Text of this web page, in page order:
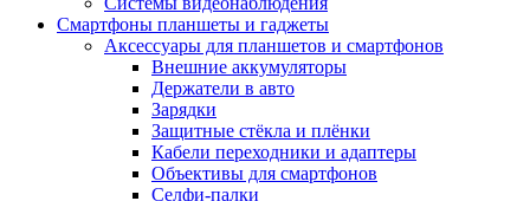
Смартфоны планшеты и гаджеты
Аксессуары для планшетов и смартфонов
Внешние аккумуляторы
Держатели в авто
Зарядки
Защитные стёкла и плёнки
Кабели переходники и адаптеры
Объективы для смартфонов
Селфи-палки